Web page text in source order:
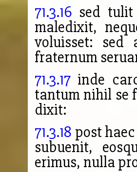
71.3.16 sed
maledixit,
voluisset: sed
fraternum
71.3.17inde
tantum nihil se
dixit:
71.3.18 post
subuenit,
erimus, nulla